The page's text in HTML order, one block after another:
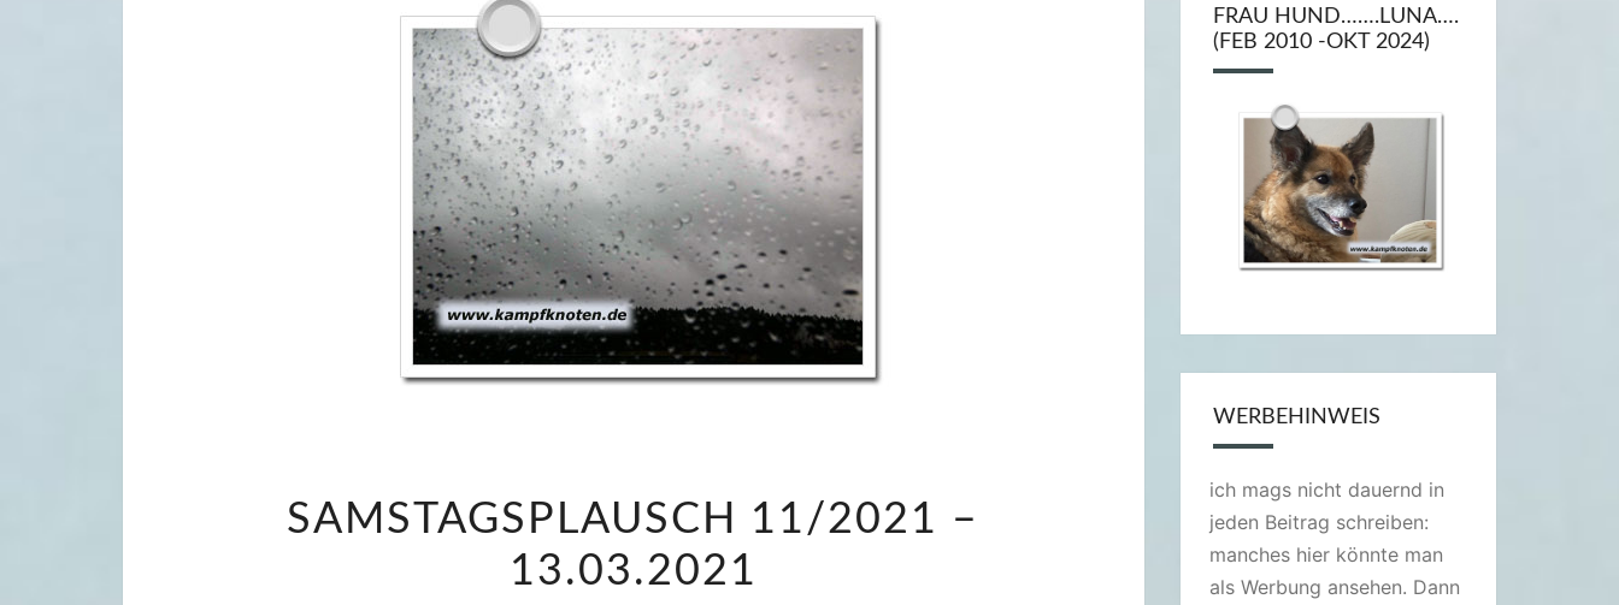
A
M
SAMSTAGSPLAUSCH 11/2021 –
13.03.2021
FRAU HUND…….LUNA….
(FEB 2010 -OKT 2024)
WERBEHINWEIS
ich mags nicht dauernd in
jeden Beitrag schreiben:
manches hier könnte man
als Werbung ansehen. Dann